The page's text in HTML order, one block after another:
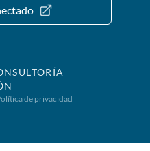
de privacidad